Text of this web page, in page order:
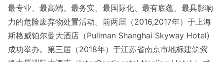
最专业、最高端、最务实、最国际化、最有底蕴、最具影响
力的危险废弃物处置活动。前两届（2016,2017年）于上海
斯格威铂尔曼大酒店（Pullman Shanghai Skyway Hotel)
成功举办。第三届（2018年）于江苏省南京市地标建筑紫